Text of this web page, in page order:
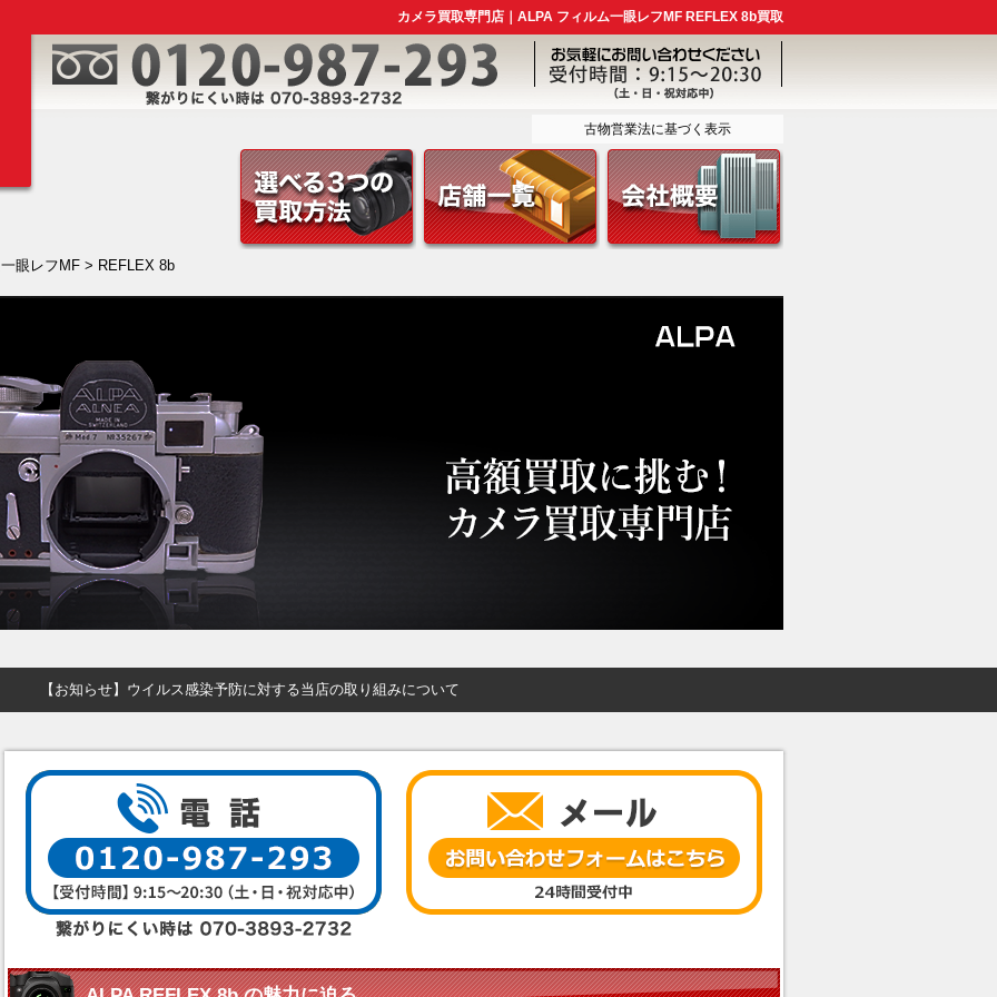
カメラ買取専門店｜ALPA フィルム一眼レフMF REFLEX 8b買取
古物営業法に基づく表示
眼レフMF> REFLEX 8b
【お知らせ】ウイルス感染予防に対する当店の取り組みについて